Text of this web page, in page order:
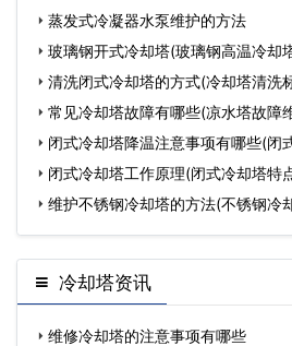
蒸发式冷凝器水泵维护的方法
玻璃钢开式冷却塔(玻璃钢高温冷却
清洗闭式冷却塔的方式(冷却塔清洗
常见冷却塔故障有哪些(凉水塔故障
闭式冷却塔降温注意事项有哪些(闭
闭式冷却塔工作原理(闭式冷却塔特
维护不锈钢冷却塔的方法(不锈钢冷
冷却塔资讯
维修冷却塔的注意事项有哪些